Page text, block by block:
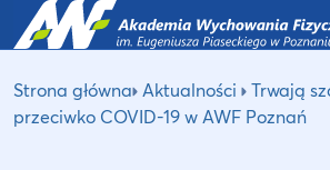
Strona główna Aktualności
Trwają
przeciwko COVID-19 w AWF Poznań